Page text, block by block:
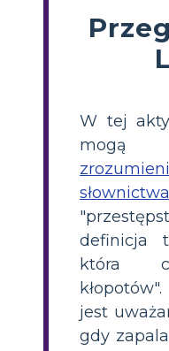
W tej
mogą
słownictwa
definicja
która
jest
gdy